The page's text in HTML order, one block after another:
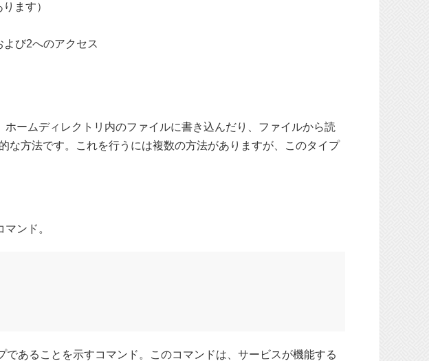
ます）
び2へのアクセス
ームディレクトリ内のファイルに書き込んだり、ファイルから読
方法です。これを行うには複数の方法がありますが、このタイプ
ンド。
あることを示すコマンド。このコマンドは、サービスが機能する